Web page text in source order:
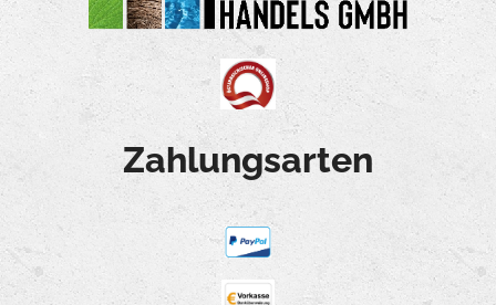
Zahlungsarten